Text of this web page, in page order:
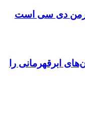
دی سی است
ابرقهرمانی را